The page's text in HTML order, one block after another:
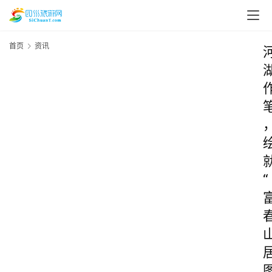
首页 资讯
“